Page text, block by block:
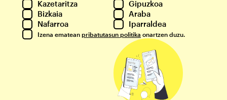
Kazetaritza
Gipuzkoa
Bizkaia
Araba
Nafarroa
Iparraldea
Izena ematean pribatutasun politika onartzen duzu.